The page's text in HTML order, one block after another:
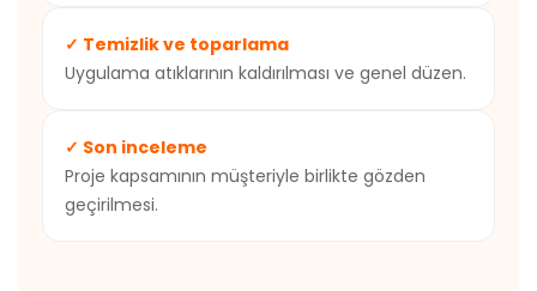
✓ Temizlik ve toparlama
Uygulama atıklarının kaldırılması ve genel düzen.
✓ Son inceleme
Proje kapsamının müşteriyle birlikte gözden
geçirilmesi.